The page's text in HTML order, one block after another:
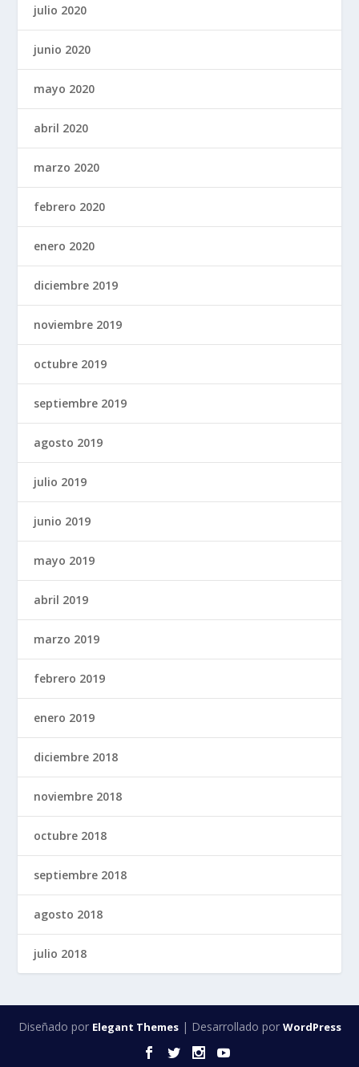
julio 2020
junio 2020
mayo 2020
abril 2020
marzo 2020
febrero 2020
enero 2020
diciembre 2019
noviembre 2019
octubre 2019
septiembre 2019
agosto 2019
julio 2019
junio 2019
mayo 2019
abril 2019
marzo 2019
febrero 2019
enero 2019
diciembre 2018
noviembre 2018
octubre 2018
septiembre 2018
agosto 2018
julio 2018
Diseñado por Elegant Themes| Desarrollado por WordPress